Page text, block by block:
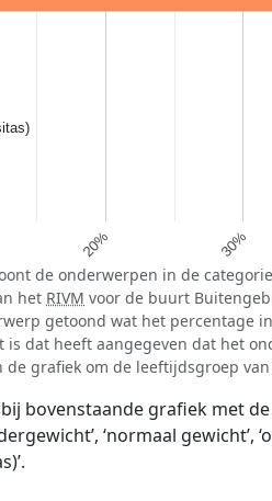
20% 30%
de onderwerpen in de categorie
het RIVM voor de buurt
getoond wat het percentage
is dat heeft aangegeven dat het
grafiek om de leeftijdsgroep
bij bovenstaande grafiek met
‘normaal gewicht’,